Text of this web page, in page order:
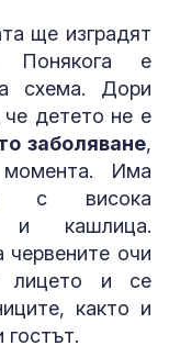
ще изградят
Понякога е
схема. Дори
че детето не е
заболяване,
Има
с висока
и кашлица.
червените очи
лицето и се
както и
гостът.